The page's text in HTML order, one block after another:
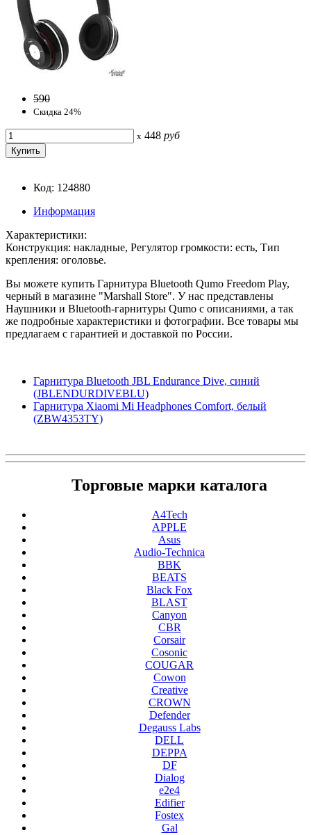
590
Скидка 24%
x 448 руб
Код: 124880
Информация
Характеристики:
Конструкция: накладные, Регулятор громкости: есть, Тип
крепления: оголовье.
Вы можете купить Гарнитура Bluetooth Qumo Freedom Play,
черный в магазине "Marshall Store". У нас представлены
Наушники и Bluetooth-гарнитуры Qumo с описаниями, а так
же подробные характеристики и фотографии. Все товары мы
предлагаем с гарантией и доставкой по России.
Гарнитура Bluetooth JBL Endurance Dive, синий
(JBLENDURDIVEBLU)
Гарнитура Xiaomi Mi Headphones Comfort, белый
(ZBW4353TY)
Торговые марки каталога
A4Tech
APPLE
Asus
Audio-Technica
BBK
BEATS
Black Fox
BLAST
Canyon
CBR
Corsair
Cosonic
COUGAR
Cowon
Creative
CROWN
Defender
Degauss Labs
DELL
DEPPA
DF
Dialog
e2e4
Edifier
Fostex
Gal